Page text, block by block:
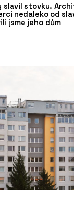
slavil stovku.
nedaleko od
jsme jeho dům